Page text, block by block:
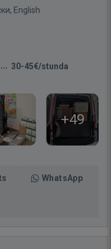
English
30-45€/stunda
+49
WhatsApp